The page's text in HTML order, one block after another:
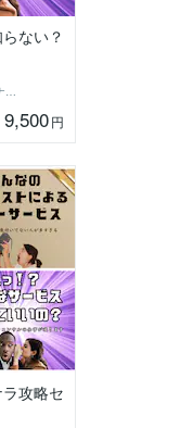
ない？
ソウタ☆圧倒的実績のココナ ラのコンサル
9,500円
攻略セ